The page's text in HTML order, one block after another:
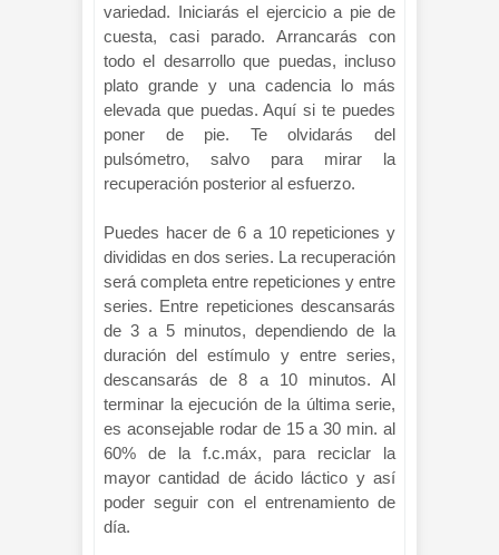
variedad. Iniciarás el ejercicio a pie de
cuesta, casi parado. Arrancarás con
todo el desarrollo que puedas, incluso
plato grande y una cadencia lo más
elevada que puedas. Aquí si te puedes
poner de pie. Te olvidarás del
pulsómetro, salvo para mirar la
recuperación posterior al esfuerzo.
Puedes hacer de 6 a 10 repeticiones y
divididas en dos series. La recuperación
será completa entre repeticiones y entre
series. Entre repeticiones descansarás
de 3 a 5 minutos, dependiendo de la
duración del estímulo y entre series,
descansarás de 8 a 10 minutos. Al
terminar la ejecución de la última serie,
es aconsejable rodar de 15 a 30 min. al
60% de la f.c.máx, para reciclar la
mayor cantidad de ácido láctico y así
poder seguir con el entrenamiento de
día.